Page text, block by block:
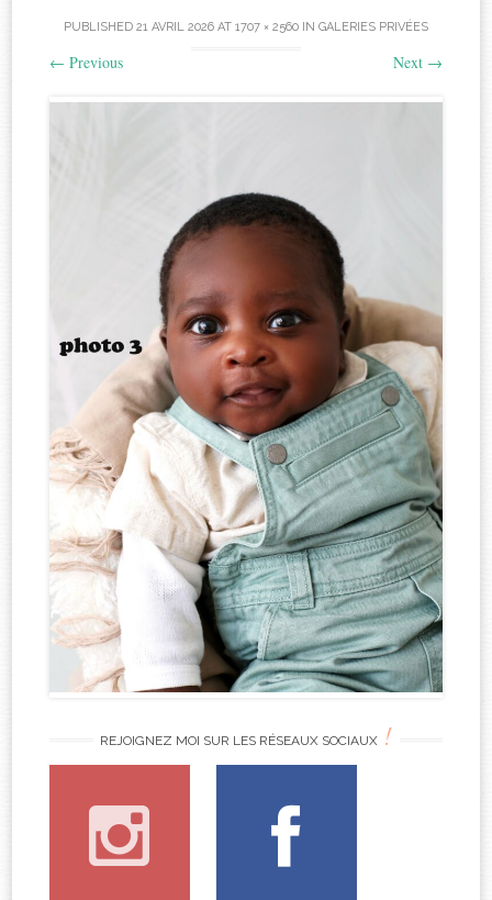
PUBLISHED 21 AVRIL 2026 AT 1707 × 2560 IN GALERIES PRIVÉES
← Previous Next →
REJOIGNEZ MOI SUR LES RÉSEAUX SOCIAUX !